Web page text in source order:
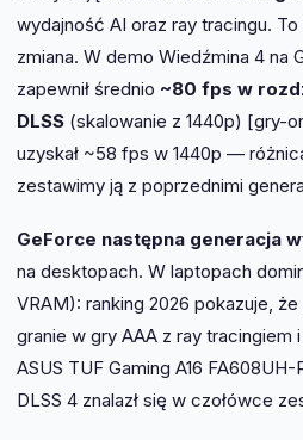
wydajność AI oraz ray tracingu.
zmiana. W demo Wiedźmina 4 na
zapewnił średnio ~80 fps w
DLSS (skalowanie z 1440p) [gry-
uzyskał ~58 fps w 1440p —
zestawimy ją z poprzednimi
GeForce następna generacja
na desktopach. W laptopach
VRAM): ranking 2026 pokazuje, że
granie w gry AAA z ray tracingiem
ASUS TUF Gaming A16
DLSS 4 znalazł się w czołówce